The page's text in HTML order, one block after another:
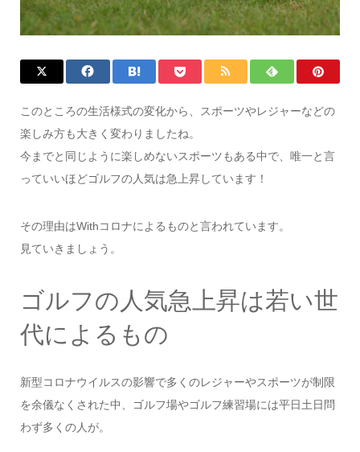
このところの生活様式の変化から、スポーツやレジャーなどの
楽しみ方も大きく変わりましたね。
今までと同じように楽しめないスポーツもある中で、唯一と言
っていいほどゴルフの人気は急上昇しています！
その理由はWithコロナによるものと言われています。
見ていきましょう。
ゴルフの人気急上昇は若い世
代によるもの
新型コロナウイルスの影響で多くのレジャーやスポーツが制限
を余儀なくされた中、ゴルフ場やゴルフ練習場には平日土日問
わず多くの人が。